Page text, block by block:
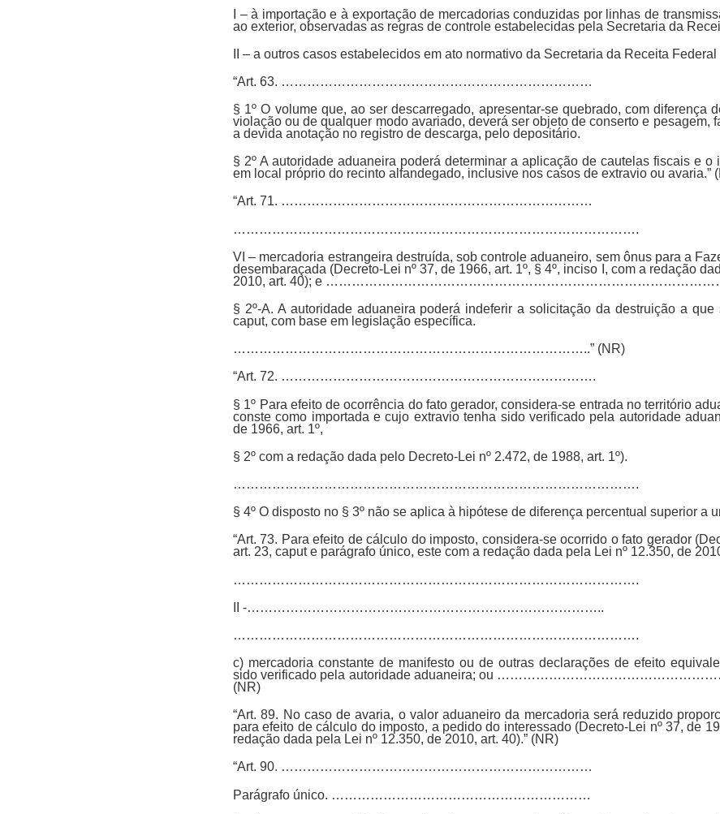
I – à importação e à exportação de mercadorias conduzidas por linhas de
ao exterior, observadas as regras de controle estabelecidas pela Secretaria da
II – a outros casos estabelecidos em ato normativo da Secretaria da Receita Federal
“Art. 63. ………………………………………………………………
§ 1º O volume que, ao ser descarregado, apresentar-se quebrado, com diferença
violação ou de qualquer modo avariado, deverá ser objeto de conserto e pesagem,
a devida anotação no registro de descarga, pelo depositário.
§ 2º A autoridade aduaneira poderá determinar a aplicação de cautelas fiscais e o
em local próprio do recinto alfandegado, inclusive nos casos de extravio ou avaria.”
“Art. 71. ………………………………………………………………
………………………………………………………………………………….
VI – mercadoria estrangeira destruída, sob controle aduaneiro, sem ônus para a
desembaraçada (Decreto-Lei nº 37, de 1966, art. 1º, § 4º, inciso I, com a redação
2010, art. 40); e
§ 2º-A. A autoridade aduaneira poderá indeferir a solicitação da destruição a
caput, com base em legislação específica.
………………………………………………………………………..” (NR)
“Art. 72. ……………………………………………………………….
§ 1º Para efeito de ocorrência do fato gerador, considera-se entrada no território
conste como importada e cujo extravio tenha sido verificado pela autoridade
de 1966, art. 1º,
§ 2º com a redação dada pelo Decreto-Lei nº 2.472, de 1988, art. 1º).
………………………………………………………………………………….
§ 4º O disposto no § 3º não se aplica à hipótese de diferença percentual superior a
“Art. 73. Para efeito de cálculo do imposto, considera-se ocorrido o fato gerador
art. 23, caput e parágrafo único, este com a redação dada pela Lei nº 12.350, de
………………………………………………………………………………….
II -………………………………………………………………………..
………………………………………………………………………………….
c) mercadoria constante de manifesto ou de outras declarações de efeito
sido verificado pela autoridade aduaneira; ou
(NR)
“Art. 89. No caso de avaria, o valor aduaneiro da mercadoria será reduzido
para efeito de cálculo do imposto, a pedido do interessado (Decreto-Lei nº 37, de
redação dada pela Lei nº 12.350, de 2010, art. 40).” (NR)
“Art. 90. ………………………………………………………………
Parágrafo único. ……………………………………………………